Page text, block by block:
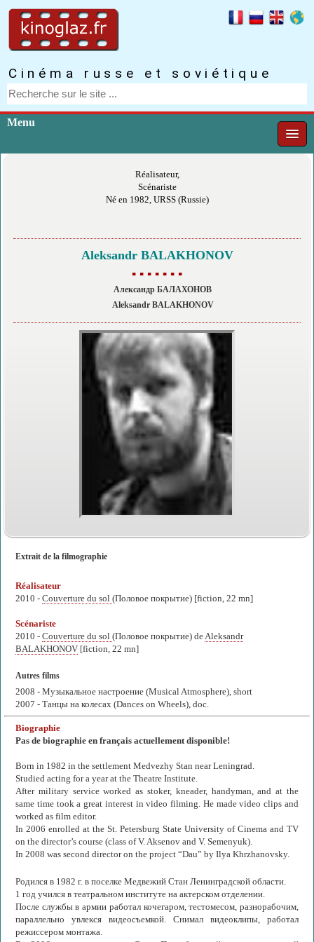
Cinéma russe et soviétique
Menu
Réalisateur,
Scénariste
Né en 1982, URSS (Russie)
Aleksandr BALAKHONOV
▪ ▪ ▪ ▪ ▪ ▪ ▪
Александр БАЛАХОНОВ
Aleksandr BALAKHONOV
Extrait de la filmographie
Réalisateur
2010 - Couverture du sol (Половое покрытие) [fiction, 22 mn]
Scénariste
2010 - Couverture du sol (Половое покрытие) de Aleksandr
BALAKHONOV [fiction, 22 mn]
Autres films
2008 - Музыкальное настроение (Musical Atmosphere), short
2007 - Танцы на колесах (Dances on Wheels), doc.
Biographie
Pas de biographie en français actuellement disponible!
Born in 1982 in the settlement Medvezhy Stan near Leningrad.
Studied acting for a year at the Theatre Institute.
After military service worked as stoker, kneader, handyman, and at the
same time took a great interest in video filming. He made video clips and
worked as film editor.
In 2006 enrolled at the St. Petersburg State University of Cinema and TV
on the director’s course (class of V. Aksenov and V. Semenyuk).
In 2008 was second director on the project “Dau” by Ilya Khrzhanovsky.
Родился в 1982 г. в поселке Медвежий Стан Ленинградской области.
1 год учился в театральном институте на актерском отделении.
После службы в армии работал кочегаром, тестомесом, разнорабочим,
параллельно увлекся видеосъемкой. Снимал видеоклипы, работал
режиссером монтажа.